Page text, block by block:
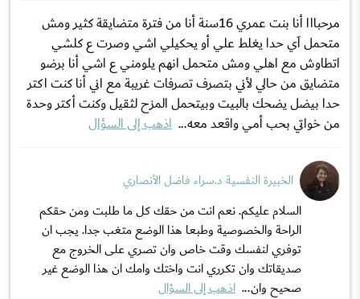
مرحبااا أنا بنت عمري 16سنة أنا من فترة متضايقة كثير ومش
متحمل اَي حدا يغلط علي أو يحكيلي اشي وصرت ع كلشي
اتطاوش مع اهلي ومش متحمل انهم يلومني ع اشي أنا برضو
متضايق من حالي لأني بتصرف تصرفات غريبة مع اني أنا كنت اكتر
حدا بيضل يضحك بالبيت وبيتحمل المزح لثقيل وكنت أكتر وحدة
من خواتي بحب أمي واقعد معه... اذهب إلى السؤال
الخبيرة النفسية د.سراء فاضل الأنصاري
السلام عليكم. نعم انت من حقك كل ما طلبت ومن حقكم
الراحة والخصوصية وطبعا هذا الوضع متغب جدا. يجب ان
توفري لنفسك وقت خاص وان تصري على الخروج مع
صديقاتك وان تكرري انت واختك وامك ان هذا الوضع غير
صحيح وان... اذهب إلى السؤال